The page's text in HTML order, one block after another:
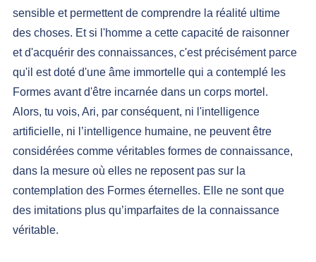
sensible et permettent de comprendre la réalité ultime
des choses. Et si l'homme a cette capacité de raisonner
et d'acquérir des connaissances, c'est précisément parce
qu'il est doté d'une âme immortelle qui a contemplé les
Formes avant d'être incarnée dans un corps mortel.
Alors, tu vois, Ari, par conséquent, ni l'intelligence
artificielle, ni l’intelligence humaine, ne peuvent être
considérées comme véritables formes de connaissance,
dans la mesure où elles ne reposent pas sur la
contemplation des Formes éternelles. Elle ne sont que
des imitations plus qu’imparfaites de la connaissance
véritable.